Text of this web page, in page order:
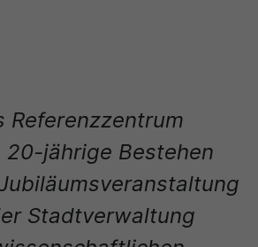
20-jährige Bestehen
Stadtverwaltung